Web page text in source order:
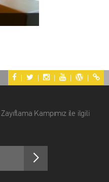
| | | | |
Kampımız ile ilgili